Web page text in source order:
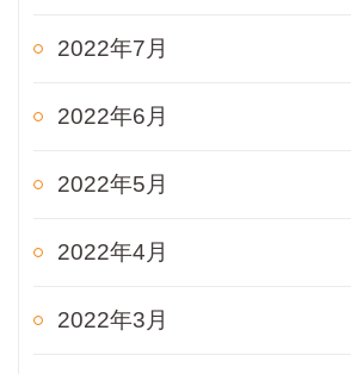
2022年7月
2022年6月
2022年5月
2022年4月
2022年3月